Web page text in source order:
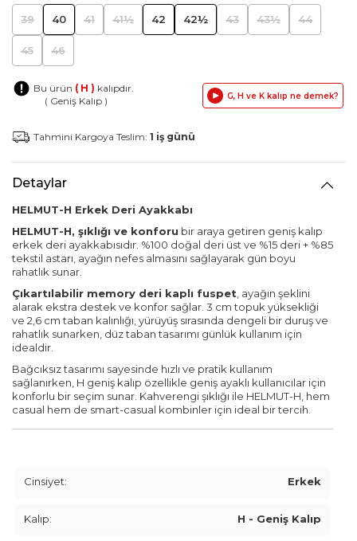
39 40 41 41½ 42 42½ 43 43½ 44
45 46
Bu ürün ( H ) kalıpdır.
( Geniş Kalıp )
G, H ve K kalıp ne demek?
Tahmini Kargoya Teslim: 1 iş günü
Detaylar
HELMUT-H Erkek Deri Ayakkabı
HELMUT-H, şıklığı ve konforu bir araya getiren geniş kalıp
erkek deri ayakkabısıdır. %100 doğal deri üst ve %15 deri + %85
tekstil astarı, ayağın nefes almasını sağlayarak gün boyu
rahatlık sunar.
Çıkartılabilir memory deri kaplı fuspet, ayağın şeklini
alarak ekstra destek ve konfor sağlar. 3 cm topuk yüksekliği
ve 2,6 cm taban kalınlığı, yürüyüş sırasında dengeli bir duruş ve
rahatlık sunarken, düz taban tasarımı günlük kullanım için
idealdir.
Bağcıksız tasarımı sayesinde hızlı ve pratik kullanım
sağlanırken, H geniş kalıp özellikle geniş ayaklı kullanıcılar için
konforlu bir seçim sunar. Kahverengi şıklığı ile HELMUT-H, hem
casual hem de smart-casual kombinler için ideal bir tercih.
Cinsiyet: Erkek
Kalıp: H - Geniş Kalıp